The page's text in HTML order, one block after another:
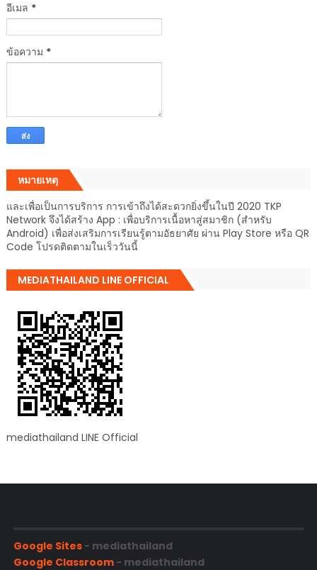
อีเมล *
ข้อความ *
หมายเหตุ
และเพื่อเป็นการบริการ การเข้าถึงได้สะดวกยิ่งขึ้นในปี 2020 TKP
Network จึงได้สร้าง App : เพื่อบริการเนื้อหาสู่สมาชิก (สำหรับ
Android) เพื่อส่งเสริมการเรียนรู้ตามอัธยาศัย ผ่าน Play Store หรือ QR
Code โปรดติดตามในเร็ววันนี้
MEDIATHAILAND LINE OFFICIAL
mediathailand LINE Official
Google Sites- mediathailand
Google Classroom- mediathailand